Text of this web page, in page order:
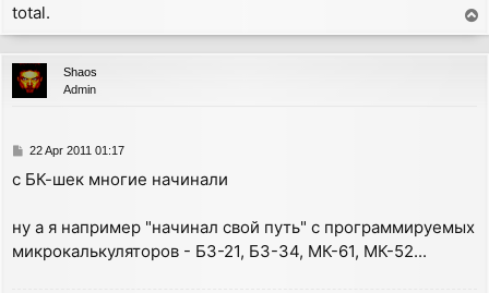
total.
o
p
Shaos
Admin
P
s
22 Apr 2011 01:17
с БК-шек многие начинали
ну а я например "начинал свой путь" с программируемых
микрокалькуляторов - Б3-21, Б3-34, МК-61, МК-52...